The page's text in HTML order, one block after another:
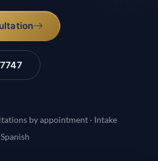
by appointment · Intake